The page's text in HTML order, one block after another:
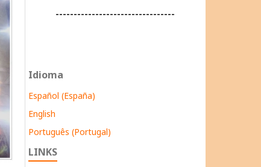
---------------------------------
Idioma
Español (España)
English
Português (Portugal)
LINKS